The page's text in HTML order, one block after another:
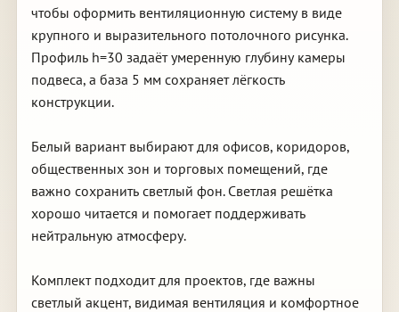
чтобы оформить вентиляционную систему в виде
крупного и выразительного потолочного рисунка.
Профиль h=30 задаёт умеренную глубину камеры
подвеса, а база 5 мм сохраняет лёгкость
конструкции.
Белый вариант выбирают для офисов, коридоров,
общественных зон и торговых помещений, где
важно сохранить светлый фон. Светлая решётка
хорошо читается и помогает поддерживать
нейтральную атмосферу.
Комплект подходит для проектов, где важны
светлый акцент, видимая вентиляция и комфортное